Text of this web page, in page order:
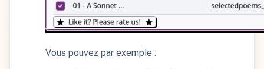
Vous pouvez par exemple :